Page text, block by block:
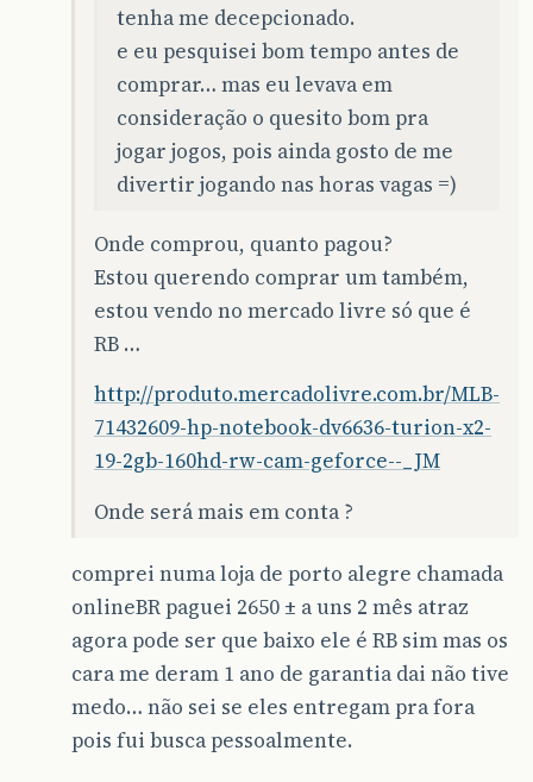
tenha me decepcionado.
e eu pesquisei bom tempo antes de
comprar… mas eu levava em
consideração o quesito bom pra
jogar jogos, pois ainda gosto de me
divertir jogando nas horas vagas =)
Onde comprou, quanto pagou?
Estou querendo comprar um também,
estou vendo no mercado livre só que é
RB …
http://produto.mercadolivre.com.br/MLB-
71432609-hp-notebook-dv6636-turion-x2-
19-2gb-160hd-rw-cam-geforce--_JM
Onde será mais em conta ?
comprei numa loja de porto alegre chamada
onlineBR paguei 2650 ± a uns 2 mês atraz
agora pode ser que baixo ele é RB sim mas os
cara me deram 1 ano de garantia dai não tive
medo… não sei se eles entregam pra fora
pois fui busca pessoalmente.